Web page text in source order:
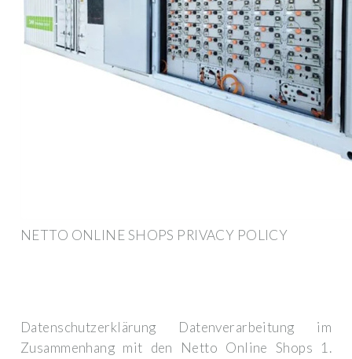
NETTO ONLINE SHOPS PRIVACY POLICY
Datenschutzerklärung Datenverarbeitung im
Zusammenhang mit den Netto Online Shops 1.